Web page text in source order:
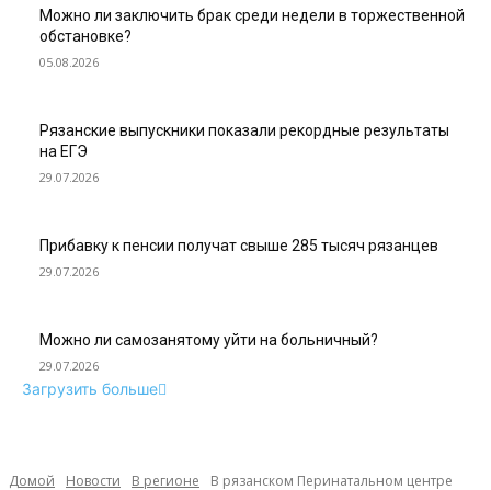
Можно ли заключить брак среди недели в торжественной
обстановке?
05.08.2026
Рязанские выпускники показали рекордные результаты
на ЕГЭ
29.07.2026
Прибавку к пенсии получат свыше 285 тысяч рязанцев
29.07.2026
Можно ли самозанятому уйти на больничный?
29.07.2026
Загрузить больше